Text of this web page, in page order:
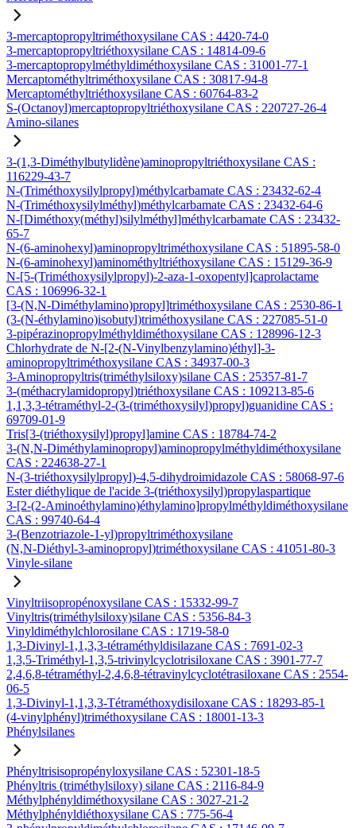
3-mercaptopropyltriméthoxysilane CAS : 4420-74-0
3-mercaptopropyltriéthoxysilane CAS : 14814-09-6
3-mercaptopropylméthyldiméthoxysilane CAS : 31001-77-1
Mercaptométhyltriméthoxysilane CAS : 30817-94-8
Mercaptométhyltriéthoxysilane CAS : 60764-83-2
S-(Octanoyl)mercaptopropyltriéthoxysilane CAS : 220727-26-4
Amino-silanes
3-(1,3-Diméthylbutylidène)aminopropyltriéthoxysilane CAS :
116229-43-7
N-(Triméthoxysilylpropyl)méthylcarbamate CAS : 23432-62-4
N-(Triméthoxysilylméthyl)méthylcarbamate CAS : 23432-64-6
N-[Diméthoxy(méthyl)silylméthyl]méthylcarbamate CAS : 23432-
65-7
N-(6-aminohexyl)aminopropyltriméthoxysilane CAS : 51895-58-0
N-(6-aminohexyl)aminométhyltriéthoxysilane CAS : 15129-36-9
N-[5-(Triméthoxysilylpropyl)-2-aza-1-oxopentyl]caprolactame
CAS : 106996-32-1
[3-(N,N-Diméthylamino)propyl]triméthoxysilane CAS : 2530-86-1
(3-(N-éthylamino)isobutyl)triméthoxysilane CAS : 227085-51-0
3-pipérazinopropylméthyldiméthoxysilane CAS : 128996-12-3
Chlorhydrate de N-[2-(N-Vinylbenzylamino)éthyl]-3-
aminopropyltriméthoxysilane CAS : 34937-00-3
3-Aminopropyltris(triméthylsiloxy)silane CAS : 25357-81-7
3-(méthacrylamidopropyl)triéthoxysilane CAS : 109213-85-6
1,1,3,3-tétraméthyl-2-(3-(triméthoxysilyl)propyl)guanidine CAS :
69709-01-9
Tris[3-(triéthoxysilyl)propyl]amine CAS : 18784-74-2
3-(N,N-Diméthylaminopropyl)aminopropylméthyldiméthoxysilane
CAS : 224638-27-1
N-(3-triéthoxysilylpropyl)-4,5-dihydroimidazole CAS : 58068-97-6
Ester diéthylique de l'acide 3-(triéthoxysilyl)propylaspartique
3-[2-(2-Aminoéthylamino)éthylamino]propylméthyldiméthoxysilane
CAS : 99740-64-4
3-(Benzotriazole-1-yl)propyltriméthoxysilane
(N,N-Diéthyl-3-aminopropyl)triméthoxysilane CAS : 41051-80-3
Vinyle-silane
Vinyltriisopropénoxysilane CAS : 15332-99-7
Vinyltris(triméthylsiloxy)silane CAS : 5356-84-3
Vinyldiméthylchlorosilane CAS : 1719-58-0
1,3-Divinyl-1,1,3,3-tétraméthyldisilazane CAS : 7691-02-3
1,3,5-Triméthyl-1,3,5-trivinylcyclotrisiloxane CAS : 3901-77-7
2,4,6,8-tétraméthyl-2,4,6,8-tétravinylcyclotétrasiloxane CAS : 2554-
06-5
1,3-Divinyl-1,1,3,3-Tétraméthoxydisiloxane CAS : 18293-85-1
(4-vinylphényl)triméthoxysilane CAS : 18001-13-3
Phénylsilanes
Phényltrisisopropényloxysilane CAS : 52301-18-5
Phényltris (triméthylsiloxy) silane CAS : 2116-84-9
Méthylphényldiméthoxysilane CAS : 3027-21-2
Méthylphényldiéthoxysilane CAS : 775-56-4